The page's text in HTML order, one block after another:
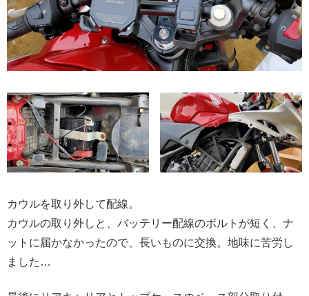
カウルを取り外して配線。
カウルの取り外しと、バッテリー配線のボルトが短く、ナ
ットに届かなかったので、長いものに交換。地味に苦労し
ました…